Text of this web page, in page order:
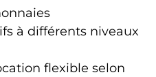
à différents niveaux
flexible selon